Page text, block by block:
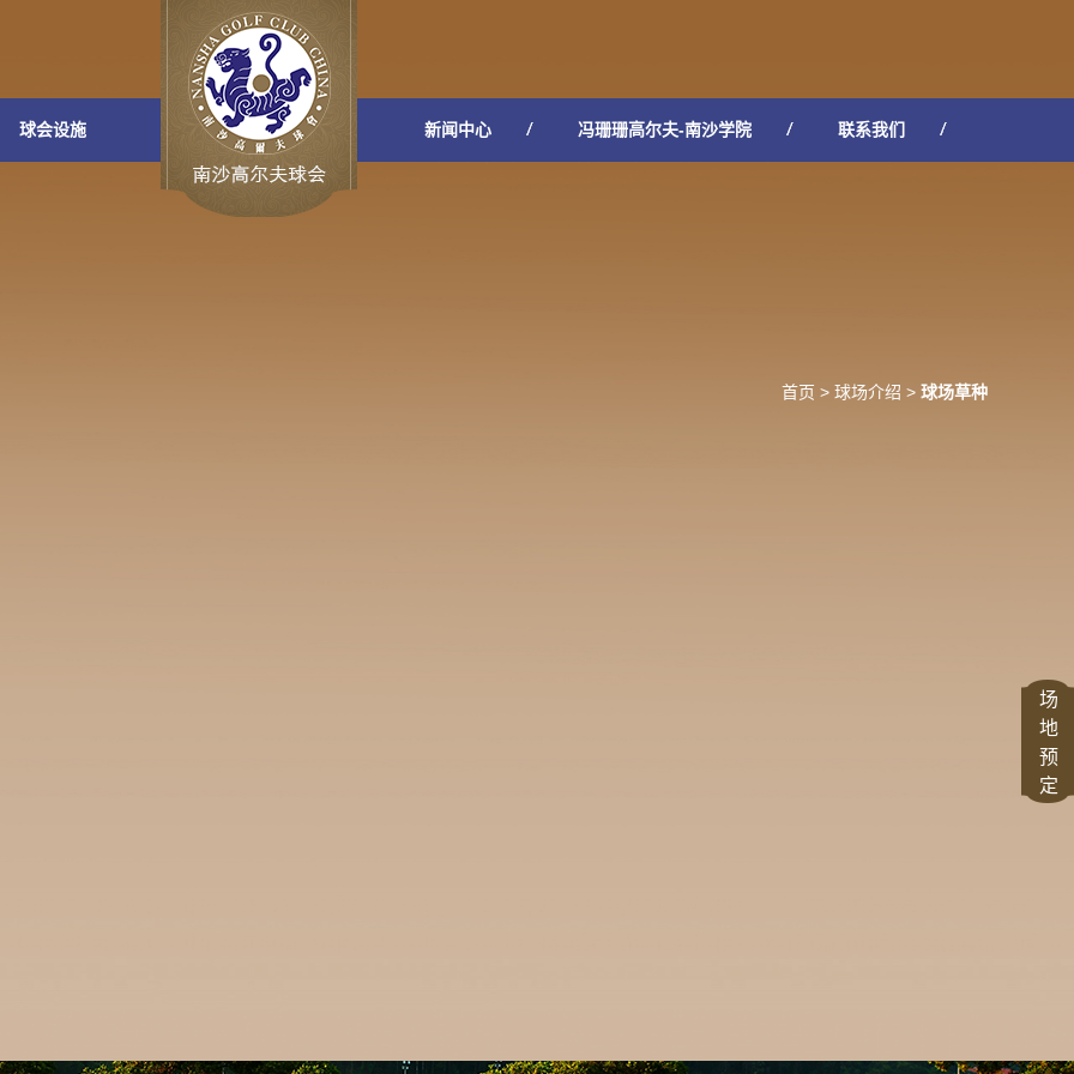
球会设施 新闻中心 冯珊珊高尔夫-南沙学院 联系我们
首页 > 球场介绍 > 球场草种
场
地
预
定